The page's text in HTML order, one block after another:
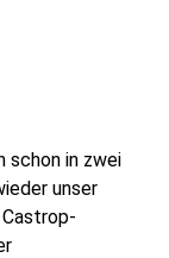
schon in zwei
unser